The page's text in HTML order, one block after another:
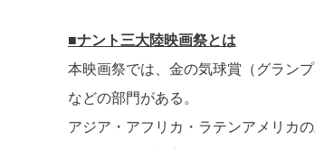
■ナント三大陸映画祭とは
本映画祭では、金の気球賞（グラン
などの部門がある。
アジア・アフリカ・ラテンアメリカ